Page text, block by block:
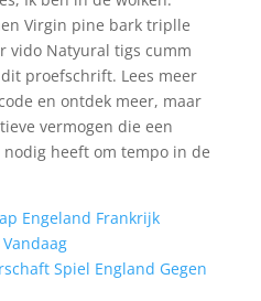
Virgin pine bark triplle
vido Natyural tigs cumm
proefschrift. Lees meer
en ontdek meer, maar
vermogen die een
nodig heeft om tempo in de
Engeland Frankrijk
Spiel England Gegen